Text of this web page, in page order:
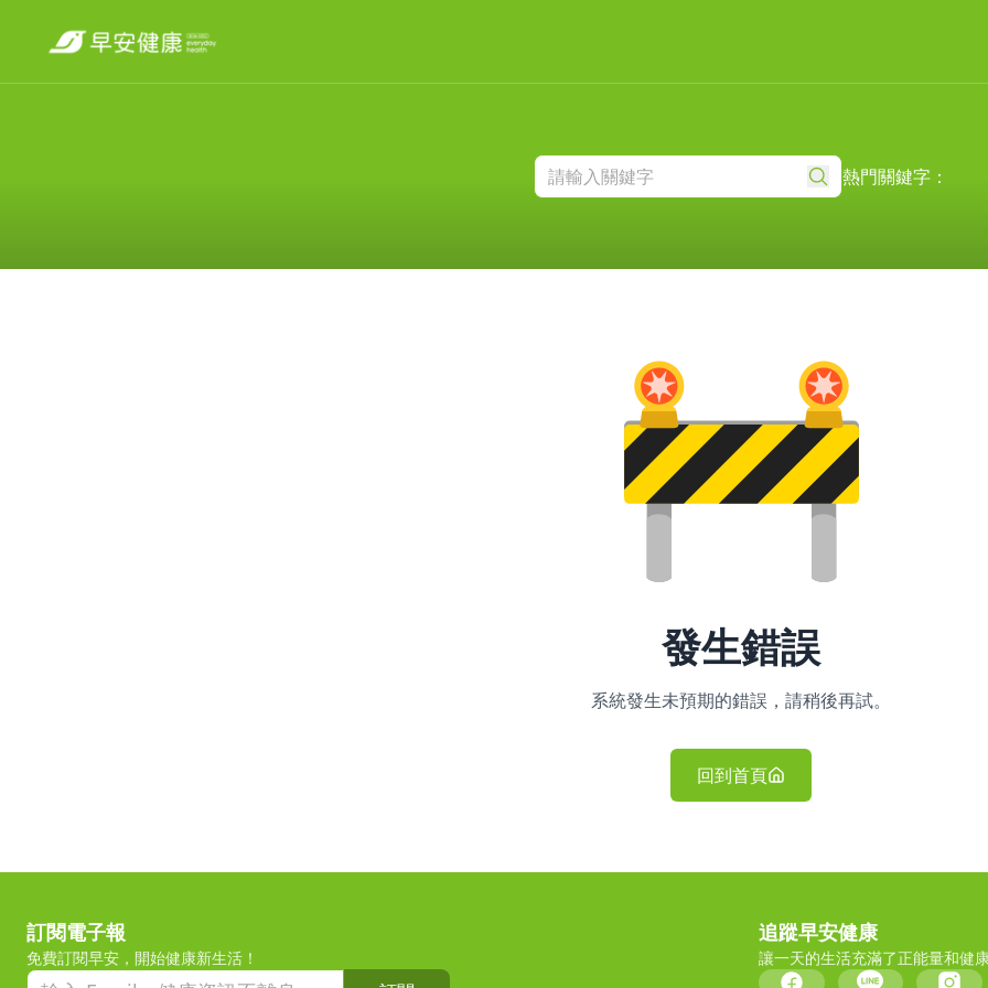
熱門關鍵字：
發生錯誤
系統發生未預期的錯誤，請稍後再試。
回到首頁
訂閱電子報
免費訂閱早安，開始健康新生活！
追蹤早安健康
讓一天的生活充滿了正能量和健